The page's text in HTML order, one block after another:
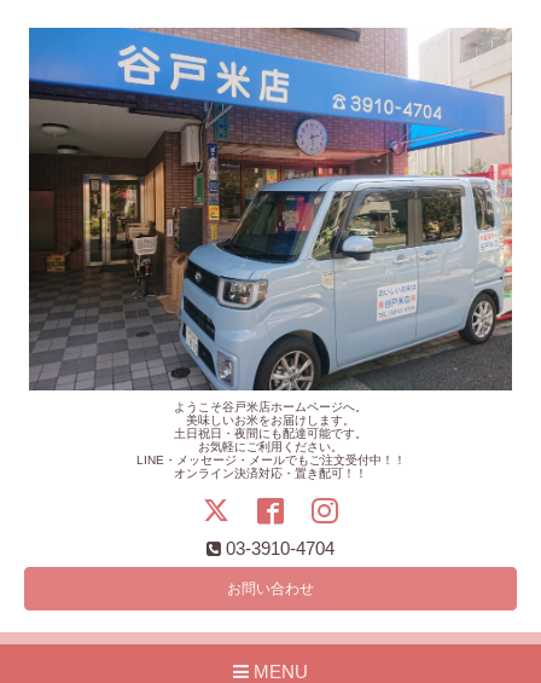
ようこそ谷戸米店ホームページへ。
美味しいお米をお届けします。
土日祝日・夜間にも配達可能です。
お気軽にご利用ください。
LINE・メッセージ・メールでもご注文受付中！！
オンライン決済対応・置き配可！！
03-3910-4704
お問い合わせ
MENU